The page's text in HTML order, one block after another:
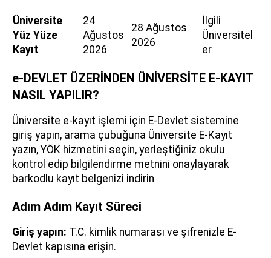
Üniversite
Yüz Yüze
Kayıt
24
Ağustos
2026
28 Ağustos
2026
İlgili
Üniversitel
er
e-DEVLET ÜZERİNDEN ÜNİVERSİTE E-KAYIT
NASIL YAPILIR?
Üniversite e-kayıt işlemi için E-Devlet sistemine
giriş yapın, arama çubuğuna Üniversite E-Kayıt
yazın, YÖK hizmetini seçin, yerleştiğiniz okulu
kontrol edip bilgilendirme metnini onaylayarak
barkodlu kayıt belgenizi indirin
Adım Adım Kayıt Süreci
Giriş yapın: T.C. kimlik numarası ve şifrenizle E-
Devlet kapısına erişin.